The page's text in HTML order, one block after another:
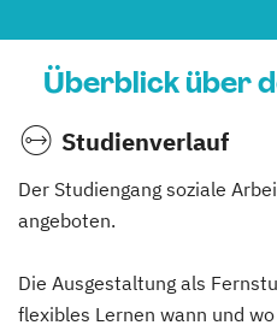
Überblick über
Studienverlauf
Der Studiengang soziale
angeboten.
Die Ausgestaltung als
flexibles Lernen wann und